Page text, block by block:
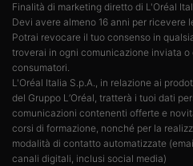
Finalità di marketing diretto di L'Oréal
Devi avere almeno 16 anni per ricevere
Potrai revocare il tuo consenso in
troverai in ogni comunicazione inviata
consumatori.​
L'Oréal Italia S.p.A., in relazione ai
del Gruppo L’Oréal, tratterà i tuoi dati
comunicazioni contenenti offerte e
corsi di formazione, nonché per la
modalità di contatto automatizzate
canali digitali, inclusi social media)